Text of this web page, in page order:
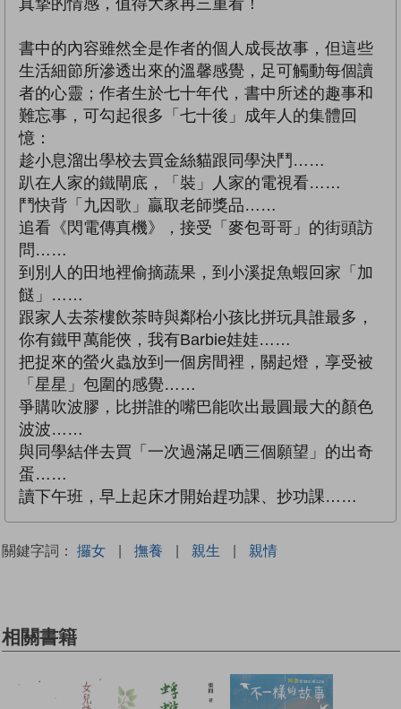
真摯的情感，值得大家再三重看！
書中的內容雖然全是作者的個人成長故事，但這些
生活細節所滲透出來的溫馨感覺，足可觸動每個讀
者的心靈；作者生於七十年代，書中所述的趣事和
難忘事，可勾起很多「七十後」成年人的集體回
憶：
趁小息溜出學校去買金絲貓跟同學決鬥……
趴在人家的鐵閘底，「裝」人家的電視看……
鬥快背「九因歌」贏取老師獎品……
追看《閃電傳真機》，接受「麥包哥哥」的街頭訪
問……
到別人的田地裡偷摘蔬果，到小溪捉魚蝦回家「加
餸」……
跟家人去茶樓飲茶時與鄰枱小孩比拼玩具誰最多，
你有鐵甲萬能俠，我有Barbie娃娃……
把捉來的螢火蟲放到一個房間裡，關起燈，享受被
「星星」包圍的感覺……
爭購吹波膠，比拼誰的嘴巴能吹出最圓最大的顏色
波波……
與同學結伴去買「一次過滿足哂三個願望」的出奇
蛋……
讀下午班，早上起床才開始趕功課、抄功課……
關鍵字詞： 攞女 | 撫養 | 親生 | 親情
相關書籍